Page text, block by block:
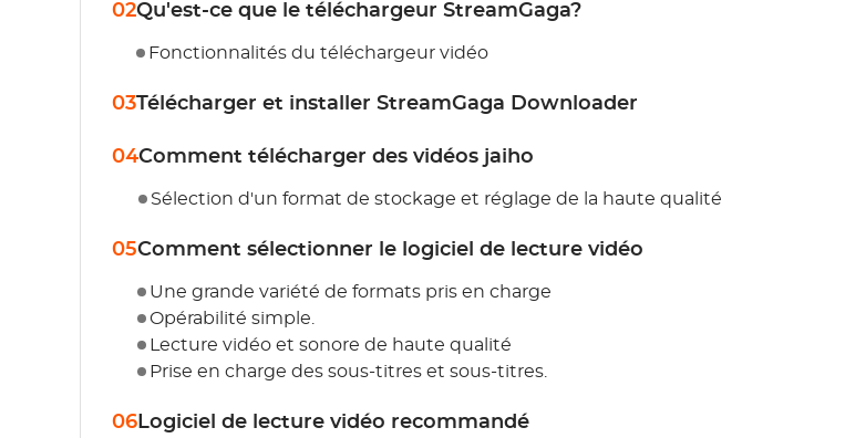
02Qu'est-ce que le téléchargeur StreamGaga?
Fonctionnalités du téléchargeur vidéo
03Télécharger et installer StreamGaga Downloader
04Comment télécharger des vidéos jaiho
Sélection d'un format de stockage et réglage de la haute qualité
05Comment sélectionner le logiciel de lecture vidéo
Une grande variété de formats pris en charge
Opérabilité simple.
Lecture vidéo et sonore de haute qualité
Prise en charge des sous-titres et sous-titres.
06 Logiciel de lecture vidéo recommandé